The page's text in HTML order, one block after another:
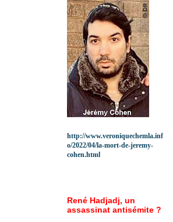
http://www.veroniquechemla.inf
o/2022/04/la-mort-de-jeremy-
cohen.html
René Hadjadj, un
assassinat antisémite ?